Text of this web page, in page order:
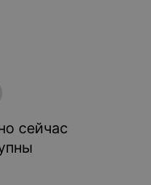
сейчас